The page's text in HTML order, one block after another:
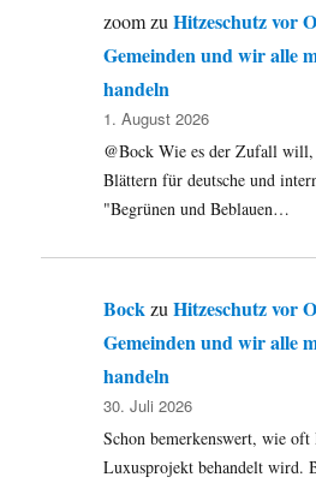
zoomzuHitzeschutz vor
Gemeinden und wir alle
handeln
1. August 2026
@Bock Wie es der Zufall will,
Blättern für deutsche und
"Begrünen und Beblauen…
BockzuHitzeschutz vor
Gemeinden und wir alle
handeln
30. Juli 2026
Schon bemerkenswert, wie oft
Luxusprojekt behandelt wird.